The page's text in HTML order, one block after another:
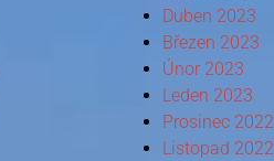
Duben 2023
Březen 2023
Únor 2023
Leden 2023
Prosinec 2022
Listopad 2022